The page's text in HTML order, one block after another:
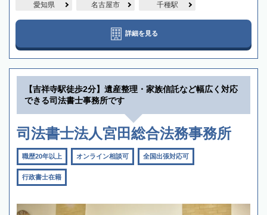
愛知県 名古屋市 千種駅
詳細を見る
【吉祥寺駅徒歩2分】遺産整理・家族信託など幅広く対応
できる司法書士事務所です
司法書士法人宮田総合法務事務所
職歴20年以上 オンライン相談可 全国出張対応可
行政書士在籍